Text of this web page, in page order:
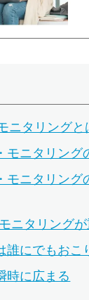
ニタリングと
モニタリング
モニタリング
ニタリング
誰にでもおこ
時に広まる